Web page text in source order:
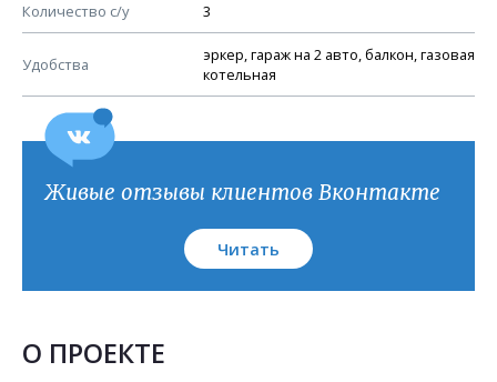
Количество с/у 3
Удобства
эркер, гараж на 2 авто, балкон, газовая
котельная
План кровли
Живые отзывы клиентов Вконтакте
Читать
О ПРОЕКТЕ